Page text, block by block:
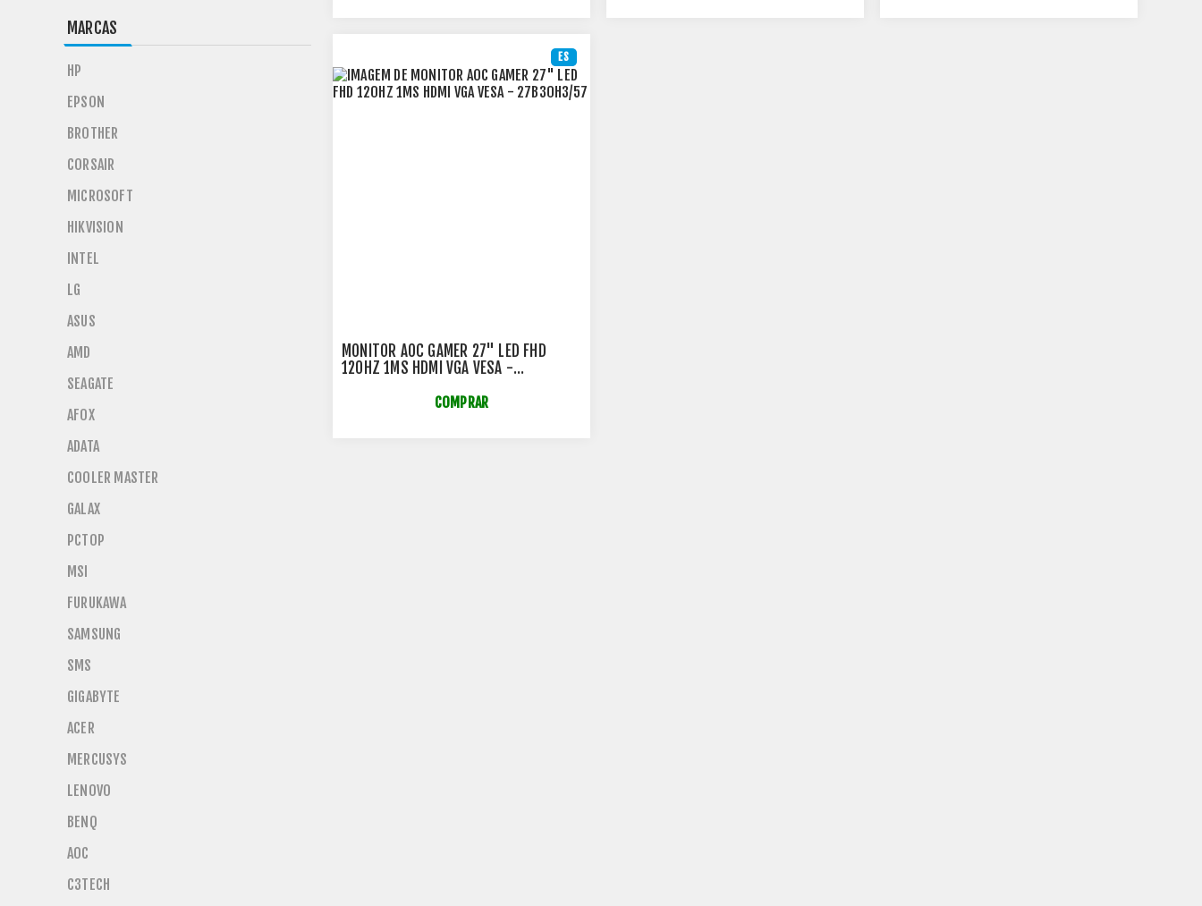
ES
MONITOR AOC GAMER 27" LED FHD
120HZ 1MS HDMI VGA VESA -
COMPRAR
MARCAS
HP
EPSON
BROTHER
CORSAIR
MICROSOFT
HIKVISION
INTEL
LG
ASUS
AMD
SEAGATE
AFOX
ADATA
COOLER MASTER
GALAX
PCTOP
MSI
FURUKAWA
SAMSUNG
SMS
GIGABYTE
ACER
MERCUSYS
LENOVO
BENQ
AOC
C3TECH